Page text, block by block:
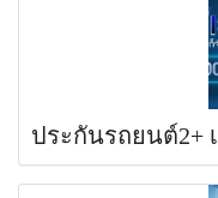
ประกันรถยนต์2+